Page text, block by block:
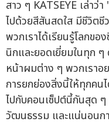
สาว ๆ KATSEYE เล่า
ไปด้วยสีสันสดใส มีชีวิตชี
พวกเราได้เรียนรู้โลกข
นิกและยอดเยี่ยมในทุก
หน้าผมต่าง ๆ พวกเราอ
การยกย่องสิ่งนี้ให้ทุกคน
ไปกับคอนเซ็ปต์นี้กันสุด ๆ
วัฒนธรรม และแน่นอนก